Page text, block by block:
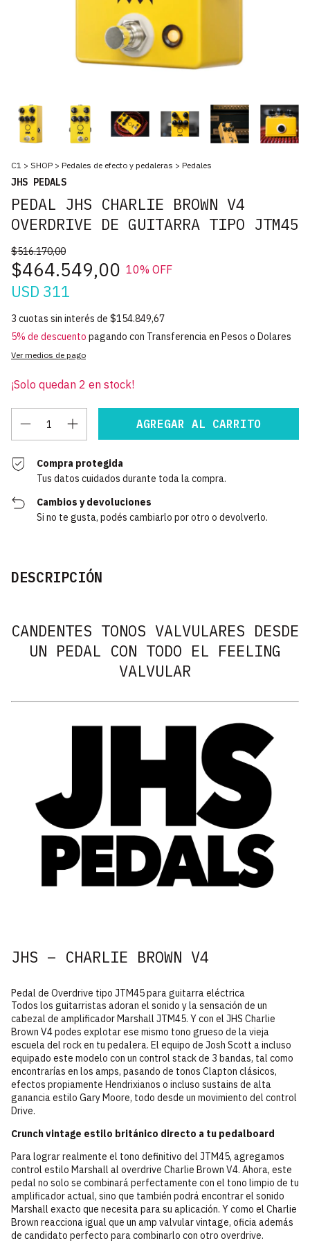
C1 > SHOP > Pedales de efecto y pedaleras > Pedales
JHS PEDALS
PEDAL JHS CHARLIE BROWN V4
OVERDRIVE DE GUITARRA TIPO JTM45
$516.170,00
$464.549,00 10% OFF
USD 311
3 cuotas sin interés de $154.849,67
5% de descuento pagando con Transferencia en Pesos o Dolares
Ver medios de pago
¡Solo quedan 2 en stock!
Compra protegida
Tus datos cuidados durante toda la compra.
Cambios y devoluciones
Si no te gusta, podés cambiarlo por otro o devolverlo.
DESCRIPCIÓN
CANDENTES TONOS VALVULARES DESDE
UN PEDAL CON TODO EL FEELING
VALVULAR
JHS – CHARLIE BROWN V4
Pedal de Overdrive tipo JTM45 para guitarra eléctrica
Todos los guitarristas adoran el sonido y la sensación de un
cabezal de amplificador Marshall JTM45. Y con el JHS Charlie
Brown V4 podes explotar ese mismo tono grueso de la vieja
escuela del rock en tu pedalera. El equipo de Josh Scott a incluso
equipado este modelo con un control stack de 3 bandas, tal como
encontrarías en los amps, pasando de tonos Clapton clásicos,
efectos propiamente Hendrixianos o incluso sustains de alta
ganancia estilo Gary Moore, todo desde un movimiento del control
Drive.
Crunch vintage estilo británico directo a tu pedalboard
Para lograr realmente el tono definitivo del JTM45, agregamos
control estilo Marshall al overdrive Charlie Brown V4. Ahora, este
pedal no solo se combinará perfectamente con el tono limpio de tu
amplificador actual, sino que también podrá encontrar el sonido
Marshall exacto que necesita para su aplicación. Y como el Charlie
Brown reacciona igual que un amp valvular vintage, oficia además
de candidato perfecto para combinarlo con otro overdrive.